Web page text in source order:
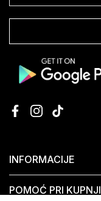
INFORMACIJE
POMOĆ PRI KUPNJI